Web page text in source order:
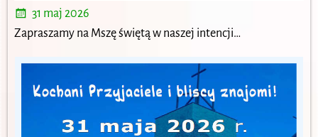
31 maj 2026
Zapraszamy na Mszę świętą w naszej intencji…